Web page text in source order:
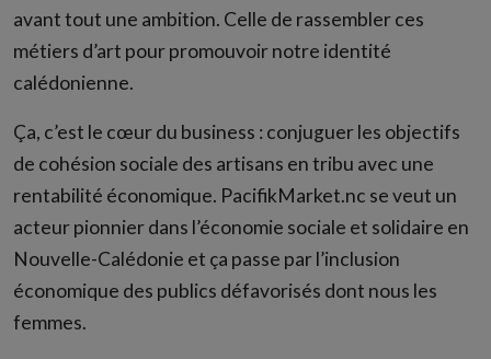
avant tout une ambition. Celle de rassembler ces
métiers d’art pour promouvoir notre identité
calédonienne.
Ça, c’est le cœur du business : conjuguer les objectifs
de cohésion sociale des artisans en tribu avec une
rentabilité économique. PacifikMarket.nc se veut un
acteur pionnier dans l’économie sociale et solidaire en
Nouvelle-Calédonie et ça passe par l’inclusion
économique des publics défavorisés dont nous les
femmes.